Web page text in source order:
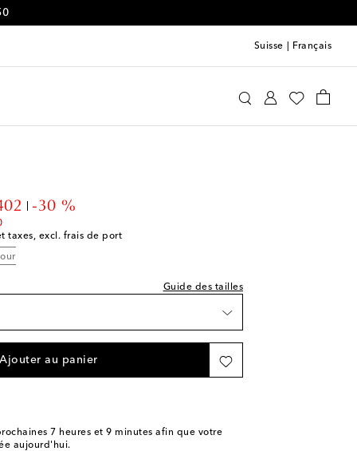
Suisse Français
price
-30 %
taxes, excl. frais de port
Guide des tailles
Ajouter au panier
7 heures et 9 minutes afin que votre
aujourd'hui.